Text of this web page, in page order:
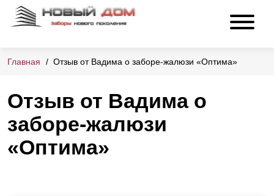
Главная Отзыв от Вадима о заборе-жалюзи «Оптима»
Отзыв от Вадима о
заборе-жалюзи
«Оптима»